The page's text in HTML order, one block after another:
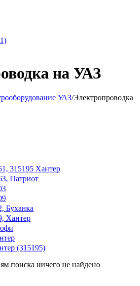
на УАЗ
УАЗ/Электропроводка
315195 Хантер
Патриот
Буханка
Хантер
(315195)
поиска ничего не найдено